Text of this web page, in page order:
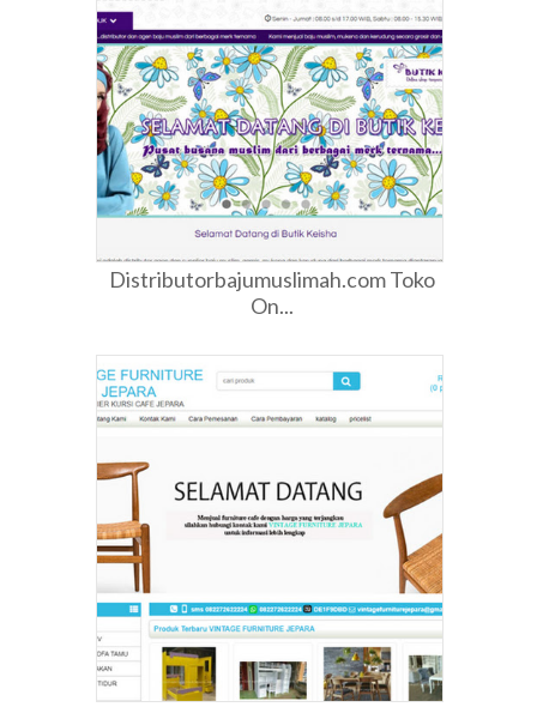
Distributorbajumuslimah.com Toko
On...